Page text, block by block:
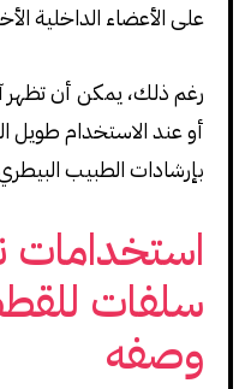
على الأعضاء الداخلية
رغم ذلك، يمكن أن تظهر
أو عند الاستخدام طويل
بإرشادات الطبيب
استخدامات
سلفات
وصفه